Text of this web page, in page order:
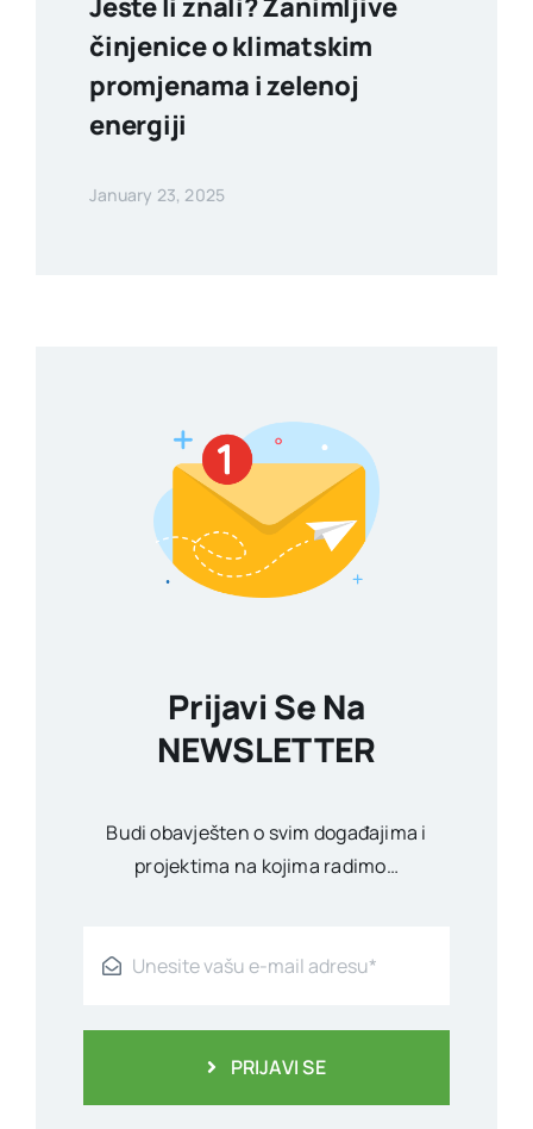
Jeste li znali? Zanimljive
činjenice o klimatskim
promjenama i zelenoj
energiji
January 23, 2025
Prijavi Se Na
NEWSLETTER
Budi obavješten o svim događajima i
projektima na kojima radimo…
PRIJAVI SE